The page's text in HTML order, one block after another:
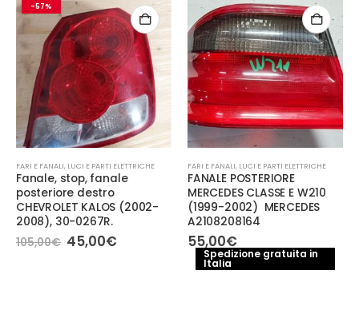
-57%
FARI E FANALI, LUCI E PARTI ELETTRICHE
Fanale, stop, fanale
posteriore destro
CHEVROLET KALOS (2002-
2008), 30-0267R.
105,00€ Il
prezzo
45,00€Il
FARI E FANALI, LUCI E PARTI ELETTRICHE
FANALE POSTERIORE
MERCEDES CLASSE E W210
(1999-2002) MERCEDES
A2108208164
55,00€
Spedizione gratuita in
Italia